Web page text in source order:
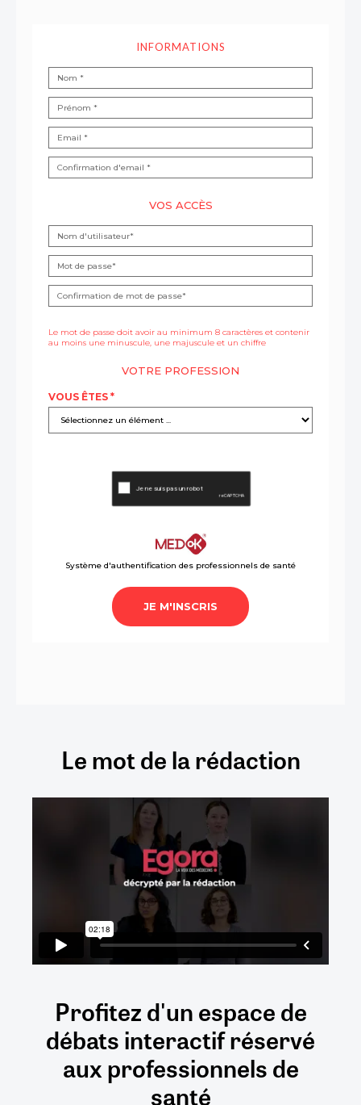
Le mot de la rédaction
Profitez d'un espace de
débatsinteractifréservé
auxprofessionnels de
santé